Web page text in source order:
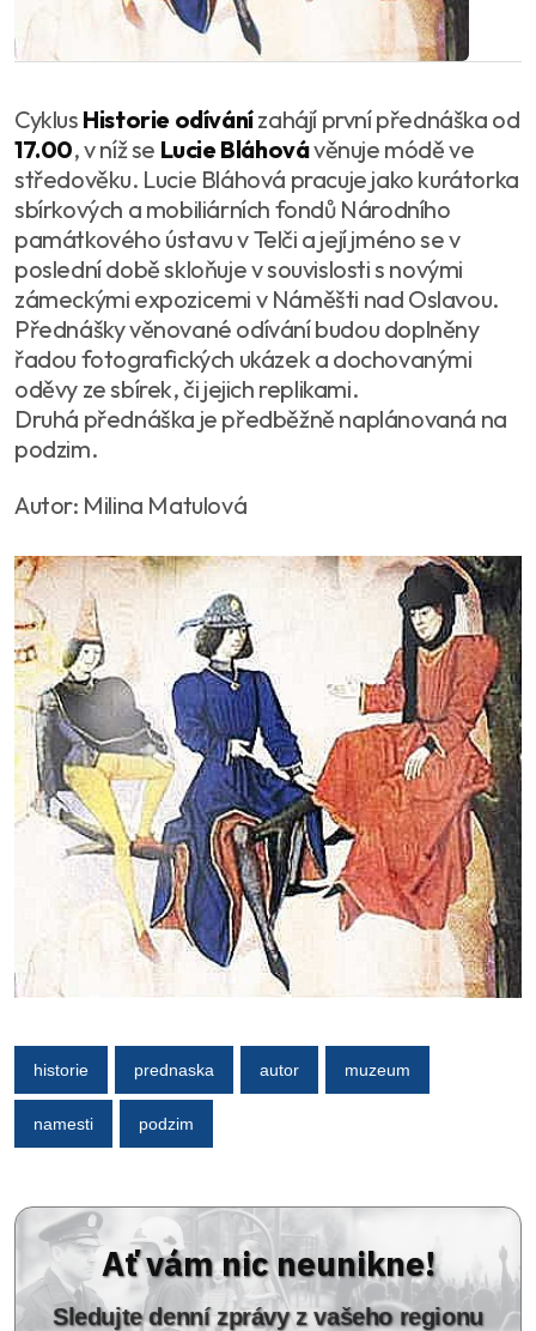
Cyklus Historie odívánízahájí první přednáška od
17.00, v níž se Lucie Bláhovávěnuje módě ve
středověku. Lucie Bláhová pracuje jako kurátorka
sbírkových a mobiliárních fondů Národního
památkového ústavu v Telči a její jméno se v
poslední době skloňuje v souvislosti s novými
zámeckými expozicemi v Náměšti nad Oslavou.
Přednášky věnované odívání budou doplněny
řadou fotografických ukázek a dochovanými
oděvy ze sbírek, či jejich replikami.
Druhá přednáška je předběžně naplánovaná na
podzim.
Autor: Milina Matulová
historie prednaska autor muzeum
namesti podzim
Ať vám nic neunikne!
Sledujte denní zprávy z vašeho regionu